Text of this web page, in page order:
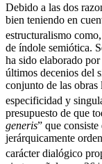
Debido a las dos
bien teniendo en
estructuralismo
de índole semiótica.
ha sido elaborado
últimos decenios del
conjunto de las obras
especificidad y
presupuesto de que
generis” que
jerárquicamente
carácter dialógico